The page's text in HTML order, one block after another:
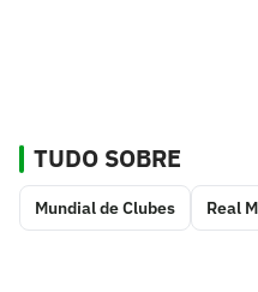
TUDO SOBRE
Mundial de Clubes Real